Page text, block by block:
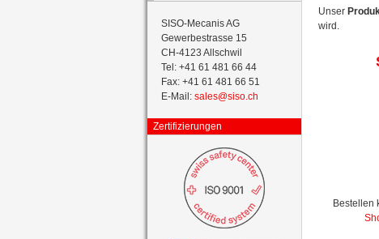
SISO-Mecanis AG
Gewerbestrasse 15
CH-4123 Allschwil
Tel: +41 61 481 66 44
Fax: +41 61 481 66 51
E-Mail: sales@siso.ch
Zertifizierungen
Unser
wird.
Bestellen